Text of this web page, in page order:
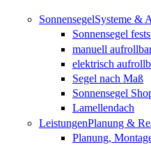
Direkt zum Inhalt
SonnensegelSysteme &
Sonnensegel
manuell
elektrisch
Segel nach Maß
Sonnensegel
Lamellendach
LeistungenPlanung &
Planung,